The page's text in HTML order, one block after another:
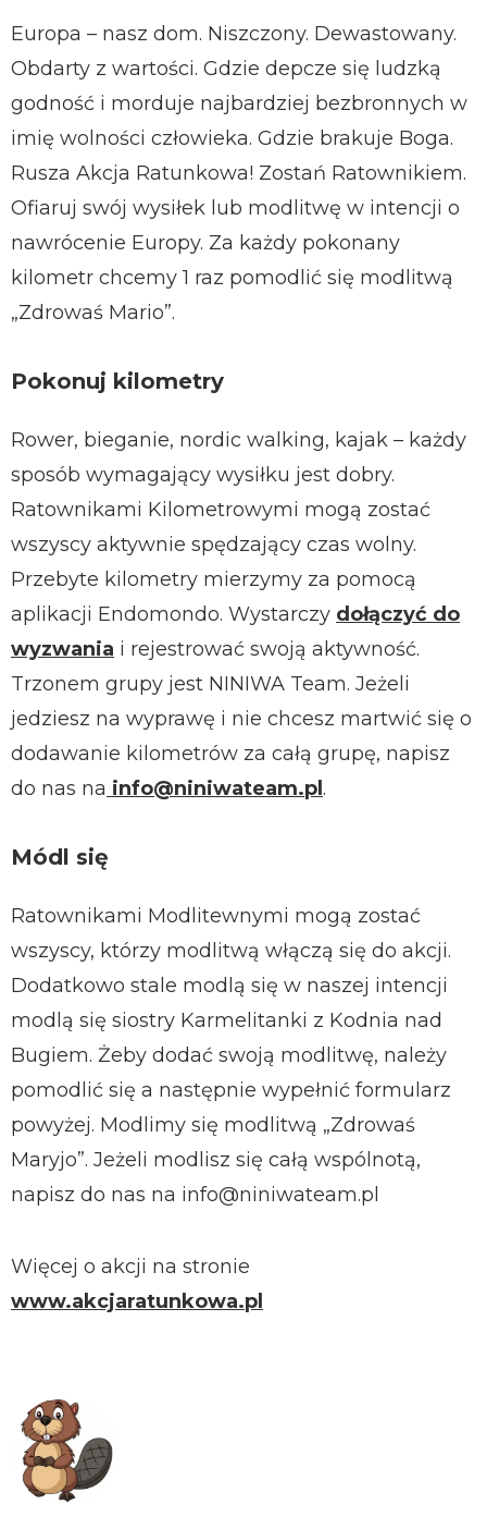
Europa – nasz dom. Niszczony. Dewastowany.
Obdarty z wartości. Gdzie depcze się ludzką
godność i morduje najbardziej bezbronnych w
imię wolności człowieka. Gdzie brakuje Boga.
Rusza Akcja Ratunkowa! Zostań Ratownikiem.
Ofiaruj swój wysiłek lub modlitwę w intencji o
nawrócenie Europy. Za każdy pokonany
kilometr chcemy 1 raz pomodlić się modlitwą
„Zdrowaś Mario”.
Pokonuj kilometry​
Rower, bieganie, nordic walking, kajak – każdy
sposób wymagający wysiłku jest dobry.
Ratownikami Kilometrowymi mogą zostać
wszyscy aktywnie spędzający czas wolny.
Przebyte kilometry mierzymy za pomocą
aplikacji Endomondo. Wystarczy dołączyć do
wyzwania i rejestrować swoją aktywność.
Trzonem grupy jest NINIWA Team. Jeżeli
jedziesz na wyprawę i nie chcesz martwić się o
dodawanie kilometrów za całą grupę, napisz
do nas na info@niniwateam.pl .
Módl się
Ratownikami Modlitewnymi mogą zostać
wszyscy, którzy modlitwą włączą się do akcji.
Dodatkowo stale modlą się w naszej intencji
modlą się siostry Karmelitanki z Kodnia nad
Bugiem. Żeby dodać swoją modlitwę, należy
pomodlić się a następnie wypełnić formularz
powyżej. Modlimy się modlitwą „Zdrowaś
Maryjo”. Jeżeli modlisz się całą wspólnotą,
napisz do nas na info@niniwateam.pl
Więcej o akcji na stronie
www.akcjaratunkowa.pl